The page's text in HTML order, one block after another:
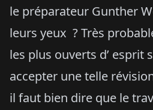
le préparateur Gunther
leurs yeux ? Très
les plus ouverts d’ esprit
accepter une telle
il faut bien dire que le